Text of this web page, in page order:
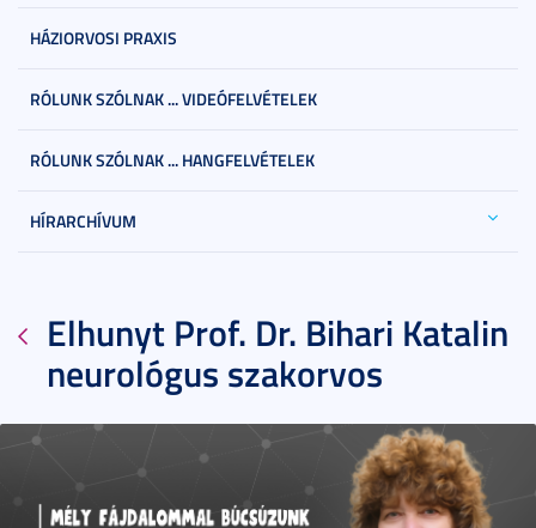
HÁZIORVOSI PRAXIS
RÓLUNK SZÓLNAK ... VIDEÓFELVÉTELEK
RÓLUNK SZÓLNAK ... HANGFELVÉTELEK
HÍRARCHÍVUM
Elhunyt Prof. Dr. Bihari Katalin
neurológus szakorvos